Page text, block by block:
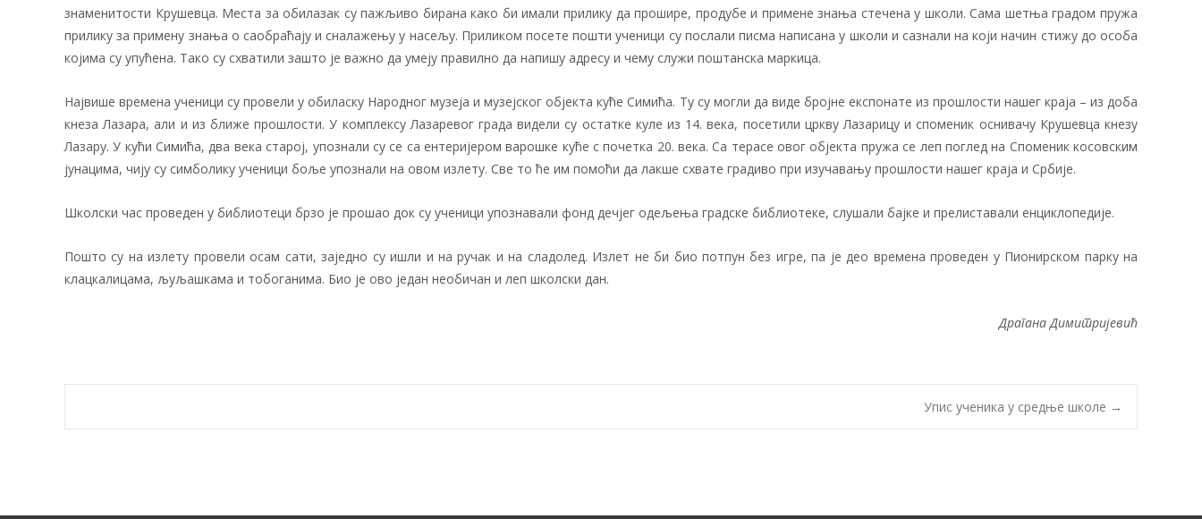
знаменитости Крушевца. Места за обилазак су пажљиво бирана како би имали прилику да прошире, продубе и примене знања стечена у школи. Сама шетња градом пружа
прилику за примену знања о саобраћају и сналажењу у насељу. Приликом посете пошти ученици су послали писма написана у школи и сазнали на који начин стижу до особа
којима су упућена. Тако су схватили зашто је важно да умеју правилно да напишу адресу и чему служи поштанска маркица.
Највише времена ученици су провели у обиласку Народног музеја и музејског објекта куће Симића. Ту су могли да виде бројне експонате из прошлости нашег краја – из доба
кнеза Лазара, али и из ближе прошлости. У комплексу Лазаревог града видели су остатке куле из 14. века, посетили цркву Лазарицу и споменик оснивачу Крушевца кнезу
Лазару. У кући Симића, два века старој, упознали су се са ентеријером варошке куће с почетка 20. века. Са терасе овог објекта пружа се леп поглед на Споменик косовским
јунацима, чију су симболику ученици боље упознали на овом излету. Све то ће им помоћи да лакше схвате градиво при изучавању прошлости нашег краја и Србије.
Школски час проведен у библиотеци брзо је прошао док су ученици упознавали фонд дечјег одељења градске библиотеке, слушали бајке и прелиставали енциклопедије.
Пошто су на излету провели осам сати, заједно су ишли и на ручак и на сладолед. Излет не би био потпун без игре, па је део времена проведен у Пионирском парку на
клацкалицама, љуљашкама и тобоганима. Био је ово један необичан и леп школски дан.
Драгана Димитријевић
Post
Упис ученика у средње школе →